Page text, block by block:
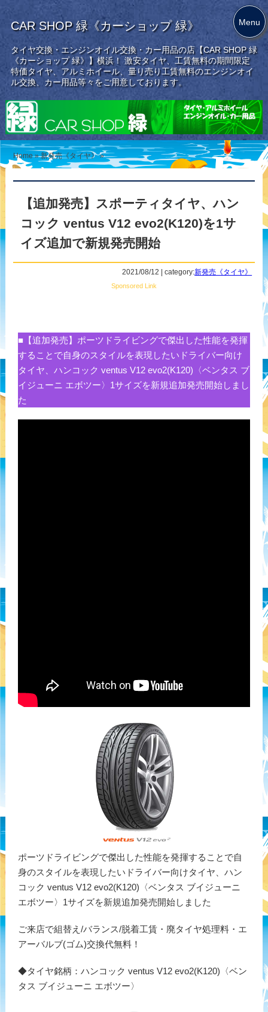
CAR SHOP 緑《カーショップ 緑》
タイヤ交換・エンジンオイル交換・カー用品の店【CAR SHOP 緑
《カーショップ 緑》】横浜！ 激安タイヤ、工賃無料の期間限定
特価タイヤ、アルミホイール、量り売り工賃無料のエンジンオイ
ル交換、カー用品等々をご用意しております。
Home »新発売《タイヤ》 »
【追加発売】スポーティタイヤ、ハン
コック ventus V12 evo2(K120)を1サ
イズ追加で新規発売開始
2021/08/12 | category:新発売《タイヤ》
Sponsored Link
■【追加発売】ポーツドライビングで傑出した性能を発揮
することで自身のスタイルを表現したいドライバー向け
タイヤ、ハンコック ventus V12 evo2(K120)〈ベンタス ブ
イジューニ エボツー〉1サイズを新規追加発売開始しまし
た
ポーツドライビングで傑出した性能を発揮することで自
身のスタイルを表現したいドライバー向けタイヤ、ハン
コック ventus V12 evo2(K120)〈ベンタス ブイジューニ
エボツー〉1サイズを新規追加発売開始しました
ご来店で組替え/バランス/脱着工賃・廃タイヤ処理料・エ
アーバルブ(ゴム)交換代無料！
◆タイヤ銘柄：ハンコック ventus V12 evo2(K120)〈ベン
タス ブイジューニ エボツー〉
Menu